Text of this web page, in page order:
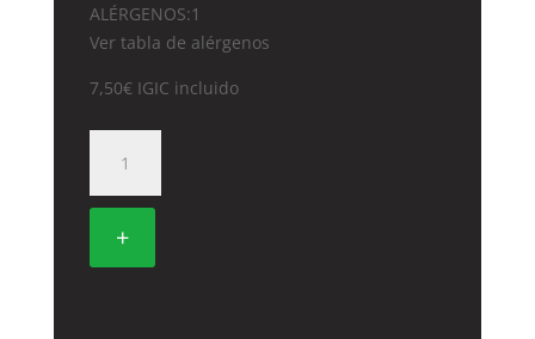
ALÉRGENOS:1
Ver tabla de alérgenos
7,50€ IGIC incluido
POLLO
CON
CURRY
+